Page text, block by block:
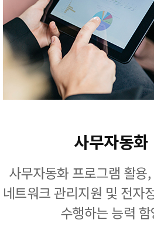
사무자동화
사무자동화 프로그램 활용
네트워크 관리지원 및 전자
수행하는 능력